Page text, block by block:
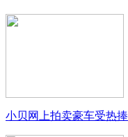
小贝网上拍卖豪车受热捧